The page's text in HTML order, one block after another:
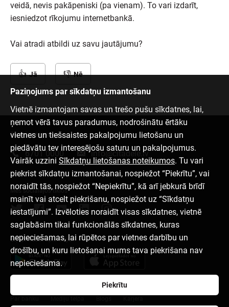
veidā, nevis pakāpeniski (pa vienam). To vari izdarīt,
iesniedzot rīkojumu internetbankā.
Vai atradi atbildi uz savu jautājumu?
Jā Nē
Paziņojums par sīkdatņu izmantošanu
Vietnē izmantojam savas un trešo pušu sīkdatnes, lai,
ņemot vērā tavus paradumus, nodrošinātu ērtāku
vietnes un tiešsaistes pakalpojumu lietošanu un
piedāvātu tev interesējošu saturu un pakalpojumus.
Vairāk uzzini Sīkdatņu lietošanas noteikumos. Tu vari
piekrist sīkdatņu izmantošanai, nospiežot “Piekrītu”, vai
noraidīt tās, nospiežot “Nepiekrītu”, kā arī jebkurā brīdī
mainīt vai atcelt piekrišanu, nospiežot uz “Sīkdatņu
iestatījumi”. Izvēloties noraidīt visas sīkdatnes, vietnē
saglabāsim tikai funkcionālās sīkdatnes, kuras
nepieciešamas, lai rūpētos par vietnes darbību un
drošību, un kuru lietošanai mums tava piekrišana nav
nepieciešama.
Piekrītu
Sazinies ar mums
6701 0000 info@citadele.lv
Mēs sociālajos tīklos
Lejupielādēt aplikāciju